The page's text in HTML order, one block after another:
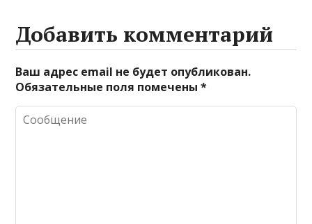
Добавить комментарий
Ваш адрес email не будет опубликован.
Обязательные поля помечены*